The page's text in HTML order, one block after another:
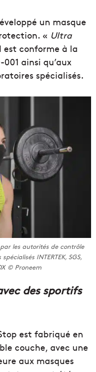
un masque
« Ultra
conforme à la
001 ainsi qu’aux
spécialisés.
les autorités de contrôle
INTERTEK, SGS,
© Proneem
des sportifs
est fabriqué en
couche, avec une
aux masques